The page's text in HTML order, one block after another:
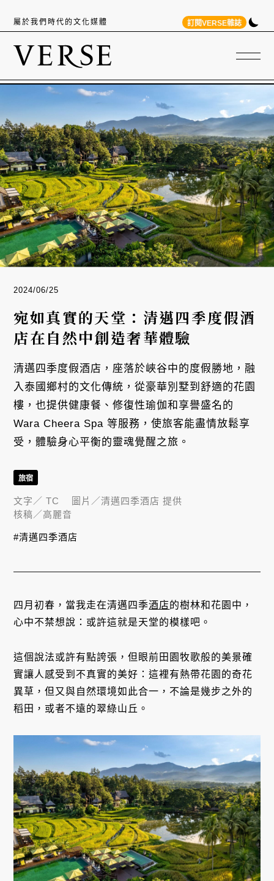
屬於我們時代的文化媒體 訂閱VERSE雜誌
2024/06/25
宛如真實的天堂：清邁四季度假酒
店在自然中創造奢華體驗
清邁四季度假酒店，座落於峽谷中的度假勝地，融
入泰國鄉村的文化傳統，從豪華別墅到舒適的花園
樓，也提供健康餐、修復性瑜伽和享譽盛名的
Wara Cheera Spa 等服務，使旅客能盡情放鬆享
受，體驗身心平衡的靈魂覺醒之旅。
四月初春，當我走在清邁四季酒店的樹林和花園中，
心中不禁想說：或許這就是天堂的模樣吧。
這個說法或許有點誇張，但眼前田園牧歌般的美景確
實讓人感受到不真實的美好：這裡有熱帶花園的奇花
異草，但又與自然環境如此合一，不論是幾步之外的
稻田，或者不遠的翠綠山丘。
旅宿
文字／ TC 圖片／清邁四季酒店 提供
核稿／高麗音
#清邁四季酒店